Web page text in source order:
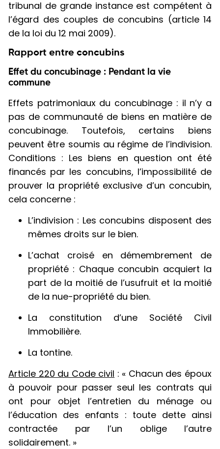
tribunal de grande instance est compétent à
l’égard des couples de concubins (article 14
de la loi du 12 mai 2009).
Rapport entre concubins
Effet du concubinage : Pendant la vie
commune
Effets patrimoniaux du concubinage : il n’y a
pas de communauté de biens en matière de
concubinage. Toutefois, certains biens
peuvent être soumis au régime de l’indivision.
Conditions : Les biens en question ont été
financés par les concubins, l’impossibilité de
prouver la propriété exclusive d’un concubin,
cela concerne :
L’indivision : Les concubins disposent des
mêmes droits sur le bien.
L’achat croisé en démembrement de
propriété : Chaque concubin acquiert la
part de la moitié de l’usufruit et la moitié
de la nue-propriété du bien.
La constitution d’une Société Civil
Immobilière.
La tontine.
Article 220 du Code civil : « Chacun des époux
à pouvoir pour passer seul les contrats qui
ont pour objet l’entretien du ménage ou
l’éducation des enfants : toute dette ainsi
contractée par l’un oblige l’autre
solidairement. »